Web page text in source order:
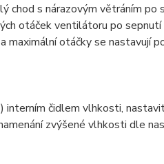
chod s nárazovým větráním
otáček ventilátoru po
maximální otáčky se nastavují
čidlem vlhkosti,
zvýšené vlhkosti dle